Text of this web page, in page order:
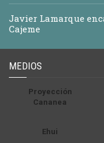
Javier Lamarque
Cajeme
MEDIOS
Proyección
Cananea
Ehui